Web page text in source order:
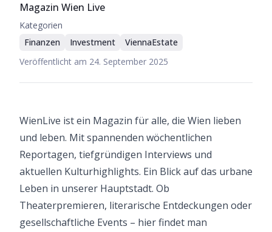
Magazin Wien Live
Kategorien
Finanzen
Investment
ViennaEstate
Veröffentlicht am 24. September 2025
WienLive ist ein Magazin für alle, die Wien lieben
und leben. Mit spannenden wöchentlichen
Reportagen, tiefgründigen Interviews und
aktuellen Kulturhighlights. Ein Blick auf das urbane
Leben in unserer Hauptstadt. Ob
Theaterpremieren, literarische Entdeckungen oder
gesellschaftliche Events – hier findet man